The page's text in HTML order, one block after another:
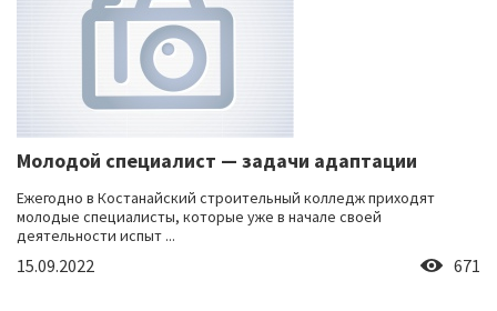
Молодой специалист — задачи адаптации
Ежегодно в Костанайский строительный колледж приходят
молодые специалисты, которые уже в начале своей
деятельности испыт ...
15.09.2022 671